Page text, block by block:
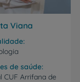
Viana
de saúde
CUF Arrifana de